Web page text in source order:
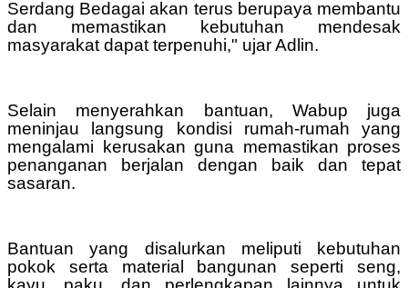
Serdang Bedagai akan terus berupaya membantu
dan memastikan kebutuhan mendesak
masyarakat dapat terpenuhi," ujar Adlin.
Selain menyerahkan bantuan, Wabup juga
meninjau langsung kondisi rumah-rumah yang
mengalami kerusakan guna memastikan proses
penanganan berjalan dengan baik dan tepat
sasaran.
Bantuan yang disalurkan meliputi kebutuhan
pokok serta material bangunan seperti seng,